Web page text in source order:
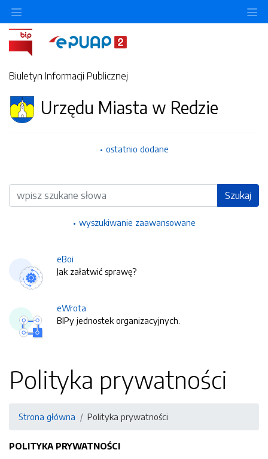
Biuletyn Informacji Publicznej
Urzędu Miasta w Redzie
ostatnio dodane
Wyszukiwarka Szukaj
wyszukiwanie zaawansowane
eBoi
Jak załatwić sprawę?
eWrota
BIPy jednostek organizacyjnych.
Polityka prywatności
Strona główna Polityka prywatności
POLITYKA PRYWATNOŚCI